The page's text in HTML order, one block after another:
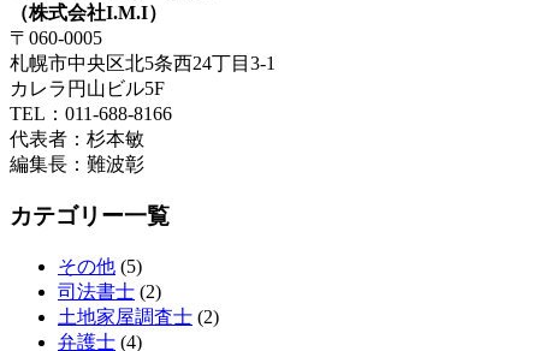
（株式会社I.M.I）
〒060-0005
札幌市中央区北5条西24丁目3-1
カレラ円山ビル5F
TEL：011-688-8166
代表者：杉本敏
編集長：難波彰
カテゴリー一覧
その他 (5)
司法書士 (2)
土地家屋調査士 (2)
弁護士 (4)